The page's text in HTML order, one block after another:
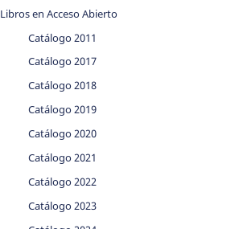
Libros en Acceso Abierto
Catálogo 2011
Catálogo 2017
Catálogo 2018
Catálogo 2019
Catálogo 2020
Catálogo 2021
Catálogo 2022
Catálogo 2023